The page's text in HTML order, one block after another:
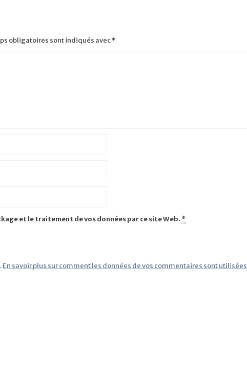
obligatoires sont indiqués avec*
et le traitement de vos données par ce site Web. *
En savoir plus sur comment les données de vos commentaires sont utilisées